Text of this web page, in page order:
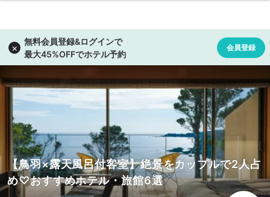
【鳥羽×露天風呂付客室】絶景をカップルで2人占
め♡おすすめホテル・旅館6選